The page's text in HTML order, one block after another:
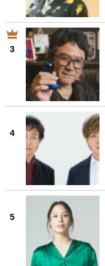
3
4
5